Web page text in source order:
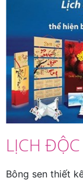
LỊCH
Bông sen thiết